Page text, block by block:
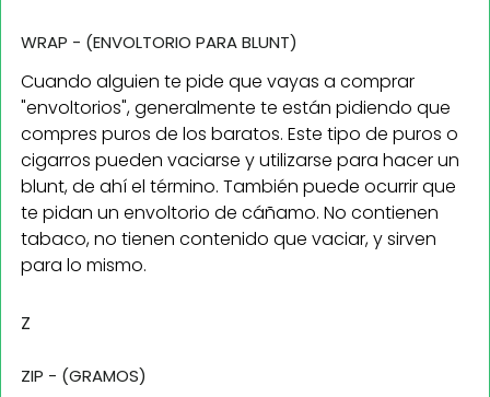
WRAP - (ENVOLTORIO PARA BLUNT)
Cuando alguien te pide que vayas a comprar
"envoltorios", generalmente te están pidiendo que
compres puros de los baratos. Este tipo de puros o
cigarros pueden vaciarse y utilizarse para hacer un
blunt, de ahí el término. También puede ocurrir que
te pidan un envoltorio de cáñamo. No contienen
tabaco, no tienen contenido que vaciar, y sirven
para lo mismo.
Z
ZIP - (GRAMOS)